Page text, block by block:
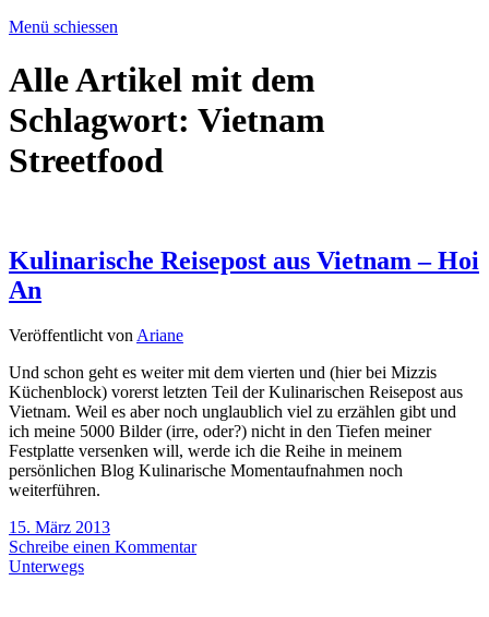
Menü schiessen
Alle Artikel mit dem
Schlagwort: Vietnam
Streetfood
Kulinarische Reisepost aus Vietnam – Hoi
An
Veröffentlicht vonAriane
Und schon geht es weiter mit dem vierten und (hier bei Mizzis
Küchenblock) vorerst letzten Teil der Kulinarischen Reisepost aus
Vietnam. Weil es aber noch unglaublich viel zu erzählen gibt und
ich meine 5000 Bilder (irre, oder?) nicht in den Tiefen meiner
Festplatte versenken will, werde ich die Reihe in meinem
persönlichen Blog Kulinarische Momentaufnahmen noch
weiterführen.
15. März 2013
Schreibe einen Kommentar
Unterwegs